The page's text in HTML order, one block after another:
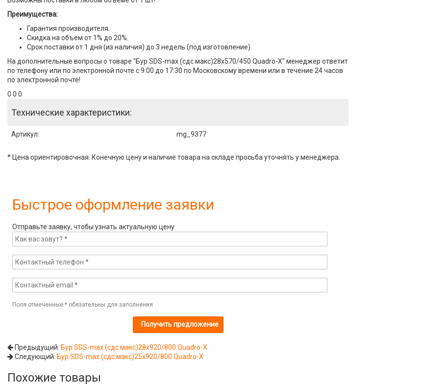
Преимущества:
Гарантия производителя.
Скидка на объем от 1% до 20%.
Срок поставки от 1 дня (из наличия) до 3 недель (под изготовление).
На дополнительные вопросы о товаре "Бур SDS-max (сдс макс)28x570/450 Quadro-X" менеджер ответит
по телефону или по электронной почте с 9:00 до 17:30 по Московскому времени или в течение 24 часов
по электронной почте!
0 0 0
Технические характеристики:
Артикул: mg_9377
* Цена ориентировочная. Конечную цену и наличие товара на складе просьба уточнять у менеджера.
Быстрое оформление заявки
Отправьте заявку, чтобы узнать актуальную цену
Поля отмеченные *обязательны для заполнения
Предыдущий: Бур SDS-max (сдс макс)28x920/800 Quadro-X
Следующий: Бур SDS-max (сдс макс)25x920/800 Quadro-X
Похожие товары